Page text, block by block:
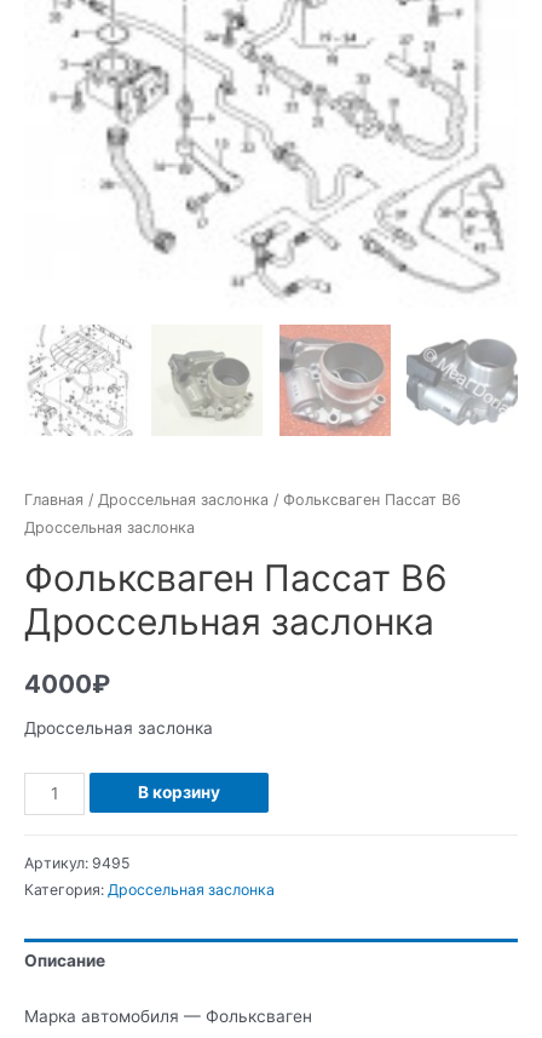
Главная / Дроссельная заслонка / Фольксваген Пассат В6
Дроссельная заслонка
Фольксваген Пассат В6
Дроссельная заслонка
4000₽
Дроссельная заслонка
Количество
Фольксваген
В6
заслонка
В корзину
Артикул: 9495
Категория: Дроссельная заслонка
Описание
Марка автомобиля — Фольксваген